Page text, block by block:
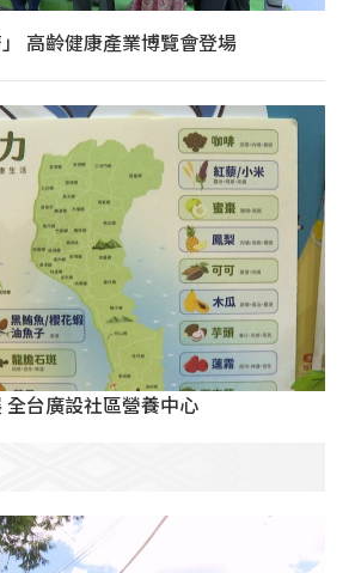
」 高齡健康產業博覽會登場
台廣設社區營養中心